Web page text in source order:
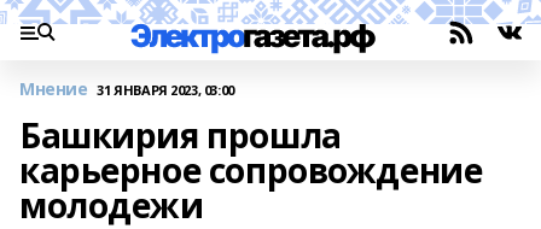
Мнение 31 ЯНВАРЯ 2023, 03:00
Башкирия прошла
карьерное сопровождение
молодежи